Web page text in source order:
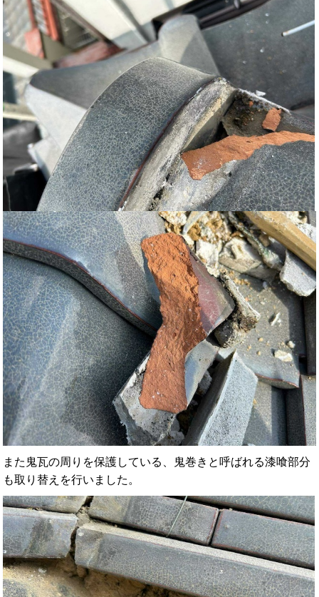
また鬼瓦の周りを保護している、鬼巻きと呼ばれる漆喰部分
も取り替えを行いました。